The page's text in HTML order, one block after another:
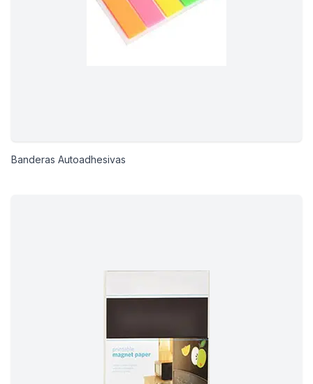
Banderas Autoadhesivas